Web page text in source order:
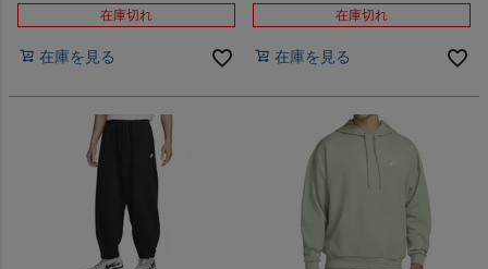
在庫切れ
在庫を見る
在庫切れ
在庫を見る